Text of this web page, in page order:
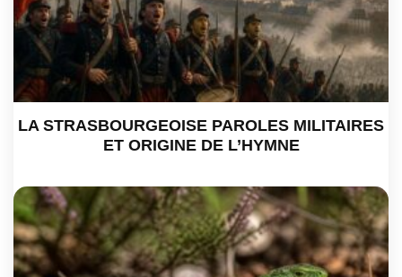
LA STRASBOURGEOISE PAROLES MILITAIRES
ET ORIGINE DE L’HYMNE